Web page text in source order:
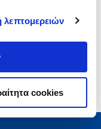
λεπτομερειών
cookies